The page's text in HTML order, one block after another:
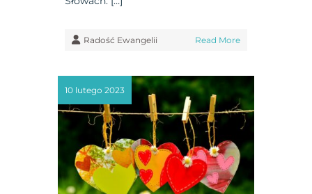
Radość Ewangelii Read More
10 lutego 2023